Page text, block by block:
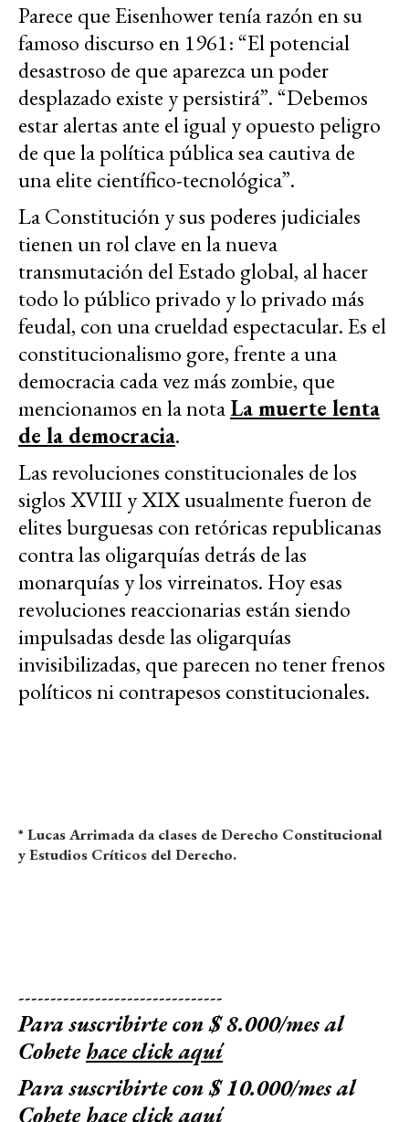
Parece que Eisenhower tenía razón en su
famoso discurso en 1961: “El potencial
desastroso de que aparezca un poder
desplazado existe y persistirá”. “Debemos
estar alertas ante el igual y opuesto peligro
de que la política pública sea cautiva de
una elite científico-tecnológica”.
La Constitución y sus poderes judiciales
tienen un rol clave en la nueva
transmutación del Estado global, al hacer
todo lo público privado y lo privado más
feudal, con una crueldad espectacular. Es el
constitucionalismo gore, frente a una
democracia cada vez más zombie, que
mencionamos en la notaLa muerte lenta
de la democracia.
Las revoluciones constitucionales de los
siglos XVIII y XIX usualmente fueron de
elites burguesas con retóricas republicanas
contra las oligarquías detrás de las
monarquías y los virreinatos. Hoy esas
revoluciones reaccionarias están siendo
impulsadas desde las oligarquías
invisibilizadas, que parecen no tener frenos
políticos ni contrapesos constitucionales.
* Lucas Arrimada da clases de Derecho Constitucional
y Estudios Críticos del Derecho.
--------------------------------
Para suscribirte con $ 8.000/mes al
Cohetehace click aquí
Para suscribirte con $ 10.000/mes al
Cohetehace click aquí